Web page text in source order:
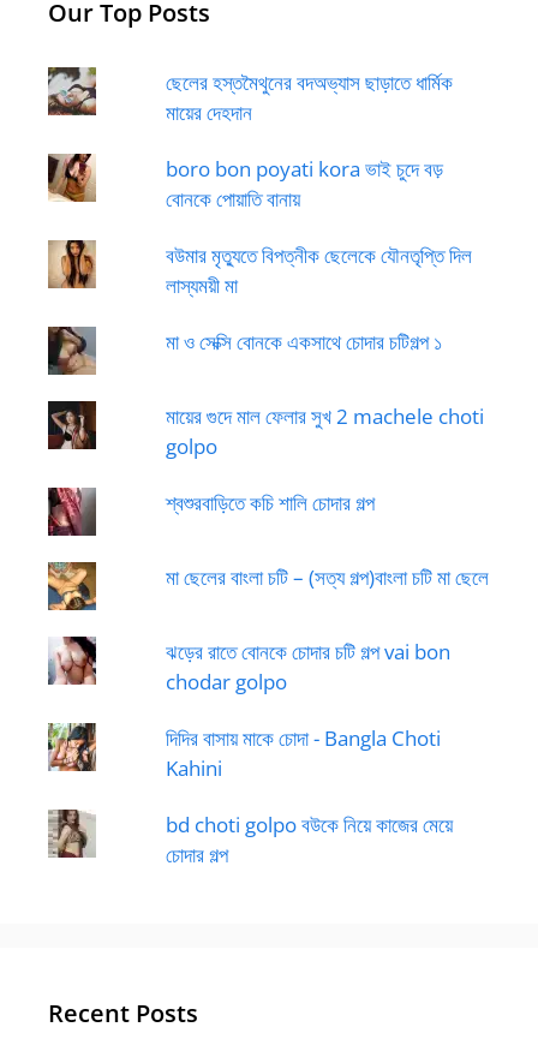
Our Top Posts
ছেলের হস্তমৈথুনের বদঅভ্যাস ছাড়াতে ধার্মিক
মায়ের দেহদান
boro bon poyati kora ভাই চুদে বড়
বোনকে পোয়াতি বানায়
বউমার মৃত্যুতে বিপত্নীক ছেলেকে যৌনতৃপ্তি দিল
লাস্যময়ী মা
মা ও সেক্সি বোনকে একসাথে চোদার চটিগল্প ১
মায়ের গুদে মাল ফেলার সুখ 2 machele choti
golpo
শ্বশুরবাড়িতে কচি শালি চোদার গল্প
মা ছেলের বাংলা চটি – (সত্য গল্প)বাংলা চটি মা ছেলে
ঝড়ের রাতে বোনকে চোদার চটি গল্প vai bon
chodar golpo
দিদির বাসায় মাকে চোদা - Bangla Choti
Kahini
bd choti golpo বউকে নিয়ে কাজের মেয়ে
চোদার গল্প
Recent Posts